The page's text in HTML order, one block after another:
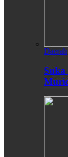
Daerah